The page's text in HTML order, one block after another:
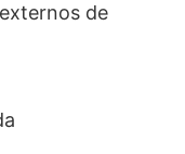
de